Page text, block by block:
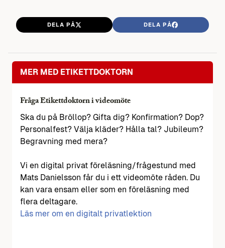
DELA PÅ DELA PÅ
MER MED ETIKETTDOKTORN
Fråga Etikettdoktorn i videomöte
Ska du på Bröllop? Gifta dig? Konfirmation? Dop?
Personalfest? Välja kläder? Hålla tal? Jubileum?
Begravning med mera?
Vi en digital privat föreläsning/frågestund med
Mats Danielsson får du i ett videomöte råden. Du
kan vara ensam eller som en föreläsning med
flera deltagare.
Läs mer om en digitalt privatlektion